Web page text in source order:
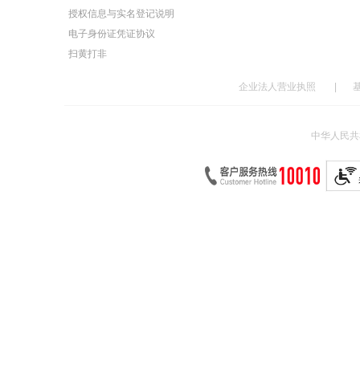
授权信息与实名登记说明
电子身份证凭证协议
扫黄打非
企业法人营业执照
中华人民